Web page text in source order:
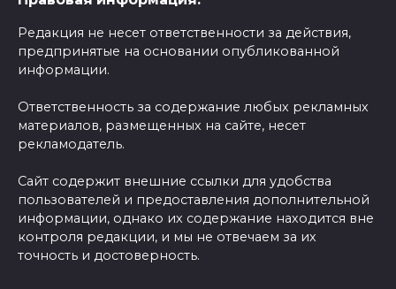
Редакция не несет ответственности за действия,
предпринятые на основании опубликованной
информации.
Ответственность за содержание любых рекламных
материалов, размещенных на сайте, несет
рекламодатель.
Сайт содержит внешние ссылки для удобства
пользователей и предоставления дополнительной
информации, однако их содержание находится вне
контроля редакции, и мы не отвечаем за их
точность и достоверность.